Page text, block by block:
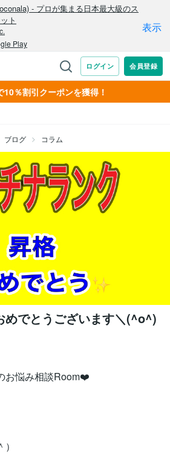
10％割引クーポンを獲得！
ブログ コラム
めでとうございます＼(^o^)
お悩み相談Room❤️